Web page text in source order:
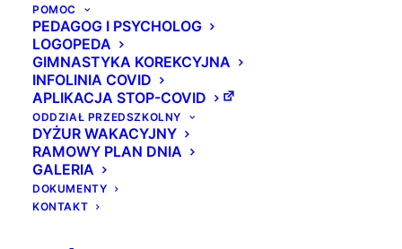
POMOC
PEDAGOG I PSYCHOLOG
LOGOPEDA
GIMNASTYKA KOREKCYJNA
INFOLINIA COVID
APLIKACJA STOP-COVID
ODDZIAŁ PRZEDSZKOLNY
DYŻUR WAKACYJNY
RAMOWY PLAN DNIA
GALERIA
DOKUMENTY
KONTAKT